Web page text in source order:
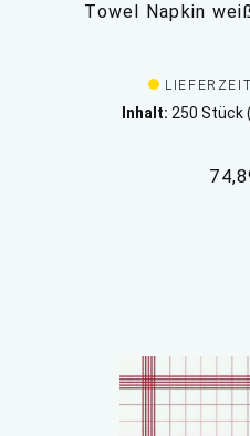
Towel Napkin
Inhalt: 250 Stück